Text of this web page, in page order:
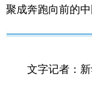
聚成奔跑向前的中
文字记者：新